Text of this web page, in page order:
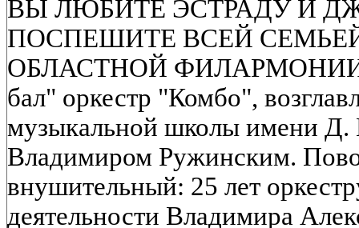
ВЫ ЛЮБИТЕ ЭСТРАДУ И
ПОСПЕШИТЕ ВСЕЙ
ОБЛАСТНОЙ ФИЛАРМОНИИ
бал" оркестр "Комбо",
музыкальной школы имени Д.
Владимиром Ружинским.
внушительный: 25 лет
деятельности Владимира